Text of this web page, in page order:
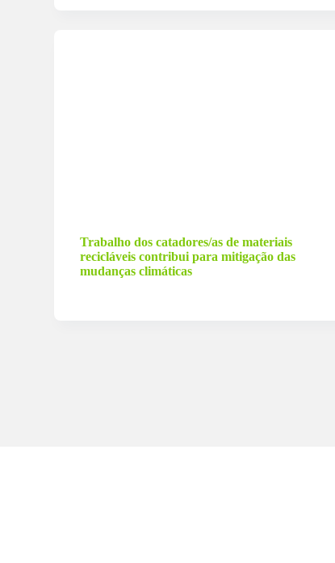
Trabalho dos catadores/as de materiais
recicláveis contribui para mitigação das
mudanças climáticas